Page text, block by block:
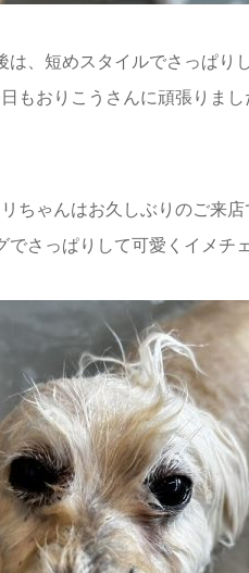
は、短めスタイルでさっぱり
もおりこうさんに頑張りま
ちゃんはお久しぶりのご来
でさっぱりして可愛くイメチ